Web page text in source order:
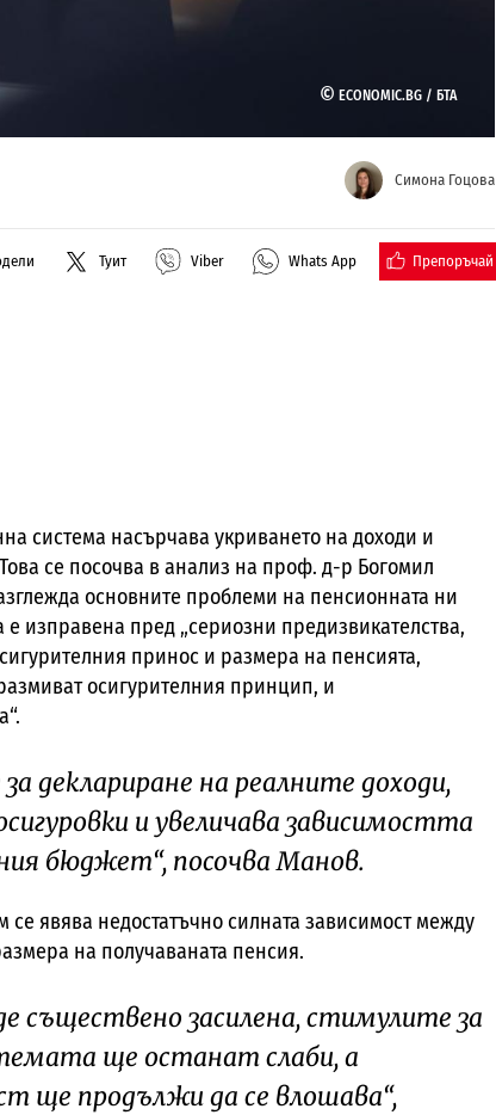
© ECONOMIC.BG / БТА
Симона Гоцова
Туит Viber Whats App Препоръчай
система насърчава укриването на доходи и
се посочва в анализ на проф. д-р Богомил
основните проблеми на пенсионната ни
е изправена пред „сериозни предизвикателства,
принос и размера на пенсията,
осигурителния принцип, и
деклариране на реалните доходи,
и увеличава зависимостта
бюджет“, посочва Манов.
явява недостатъчно силната зависимост между
на получаваната пенсия.
съществено засилена, стимулите за
ще останат слаби, а
ще продължи да се влошава“,